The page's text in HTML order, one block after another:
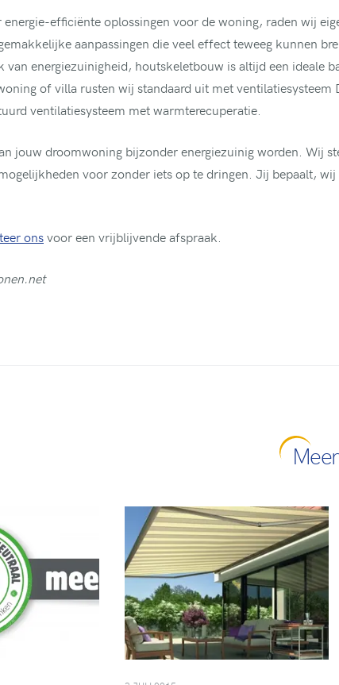
efficiënte oplossingen voor de woning, raden wij
aanpassingen die veel effect teweeg kunnen
van energiezuinigheid, houtskeletbouw is altijd een ideale
of villa rusten wij standaard uit met ventilatiesysteem
ventilatiesysteem met warmterecuperatie.
jouw droomwoning bijzonder energiezuinig worden. Wij
voor zonder iets op te dringen. Jij bepaalt, wij
onsvoor een vrijblijvende afspraak.